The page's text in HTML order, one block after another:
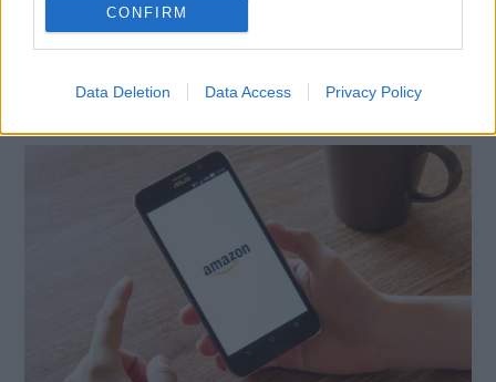
CONFIRM
Data Deletion Data Access Privacy Policy